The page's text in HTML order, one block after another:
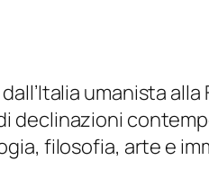
umanista
declinazioni
filosofia, arte e